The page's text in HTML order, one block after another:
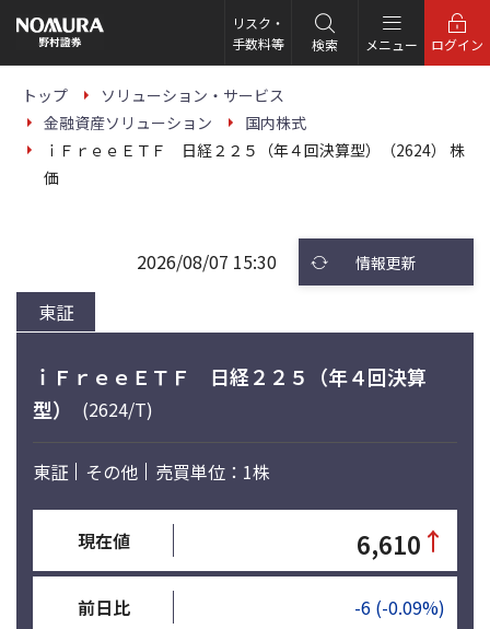
の
ー
リスク・
手数料等
検索 メニュー ログイン
トップ
ソリューション・サービス
金融資産ソリューション
国内株式
ｉＦｒｅｅＥＴＦ 日経２２５（年４回決算型）（2624） 株
価
東証
2026/08/07 15:30 情報更新
ｉＦｒｅｅＥＴＦ 日経２２５（年４回決算
型）
(2624/T)
東証 その他 売買単位：1株
現在値 6,610 ↑
前日比 -6 (-0.09%)